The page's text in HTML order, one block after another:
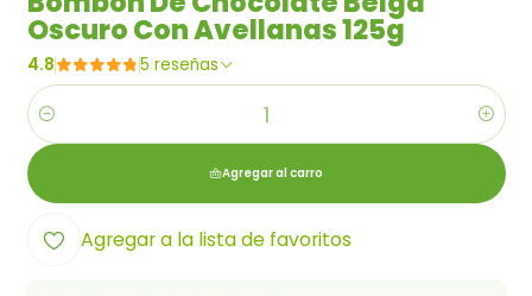
Oscuro Con Avellanas 125g
4.8 5 reseñas
Cantidad
Agregar al carro
Agregar a la lista de favoritos